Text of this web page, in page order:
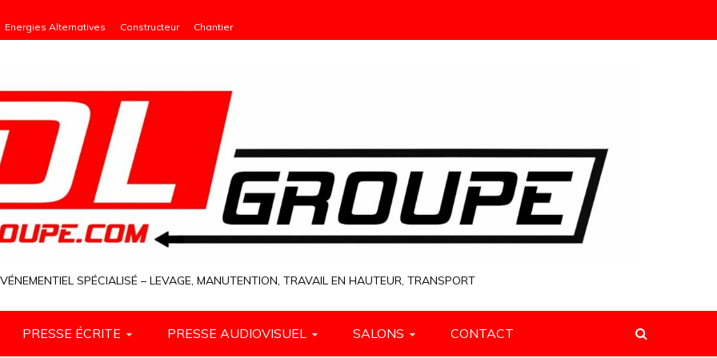
Energies Alternatives Constructeur Chantier
SPÉCIALISÉ – LEVAGE, MANUTENTION, TRAVAIL EN HAUTEUR, TRANSPORT
PRESSE ÉCRITE PRESSE AUDIOVISUEL SALONS CONTACT